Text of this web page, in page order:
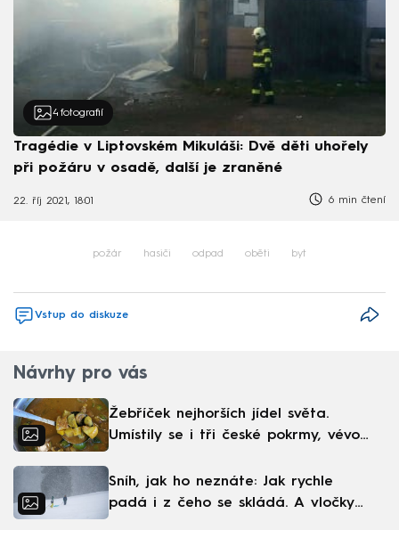
4 fotografií
Tragédie v Liptovském Mikuláši: Dvě děti uhořely
při požáru v osadě, další je zraněné
22. říj 2021, 18:01 6 min čtení
požár hasiči odpad oběti byt
Vstup do diskuze
Návrhy pro vás
Žebříček nejhorších jídel světa.
Umístily se i tři české pokrmy, vévodí
Sníh, jak ho neznáte: Jak rychle
padá i z čeho se skládá. A vločky